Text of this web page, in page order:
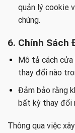
quản lý cookie
chúng.
6. Chính Sách
Mô tả cách
thay đổi nào
Đảm bảo rằng
bất kỳ thay đổi
Thông qua việc